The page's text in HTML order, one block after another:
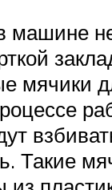
машине
мячики
Такие